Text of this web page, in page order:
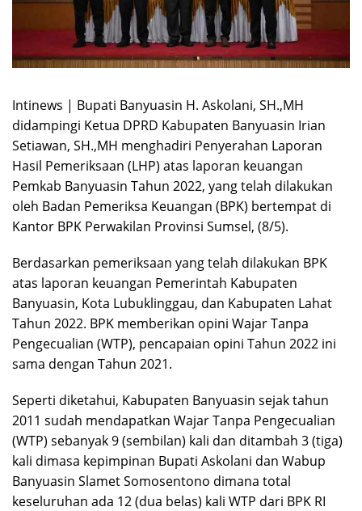
Intinews | Bupati Banyuasin H. Askolani, SH.,MH
didampingi Ketua DPRD Kabupaten Banyuasin Irian
Setiawan, SH.,MH menghadiri Penyerahan Laporan
Hasil Pemeriksaan (LHP) atas laporan keuangan
Pemkab Banyuasin Tahun 2022, yang telah dilakukan
oleh Badan Pemeriksa Keuangan (BPK) bertempat di
Kantor BPK Perwakilan Provinsi Sumsel, (8/5).
Berdasarkan pemeriksaan yang telah dilakukan BPK
atas laporan keuangan Pemerintah Kabupaten
Banyuasin, Kota Lubuklinggau, dan Kabupaten Lahat
Tahun 2022. BPK memberikan opini Wajar Tanpa
Pengecualian (WTP), pencapaian opini Tahun 2022 ini
sama dengan Tahun 2021.
Seperti diketahui, Kabupaten Banyuasin sejak tahun
2011 sudah mendapatkan Wajar Tanpa Pengecualian
(WTP) sebanyak 9 (sembilan) kali dan ditambah 3 (tiga)
kali dimasa kepimpinan Bupati Askolani dan Wabup
Banyuasin Slamet Somosentono dimana total
keseluruhan ada 12 (dua belas) kali WTP dari BPK RI